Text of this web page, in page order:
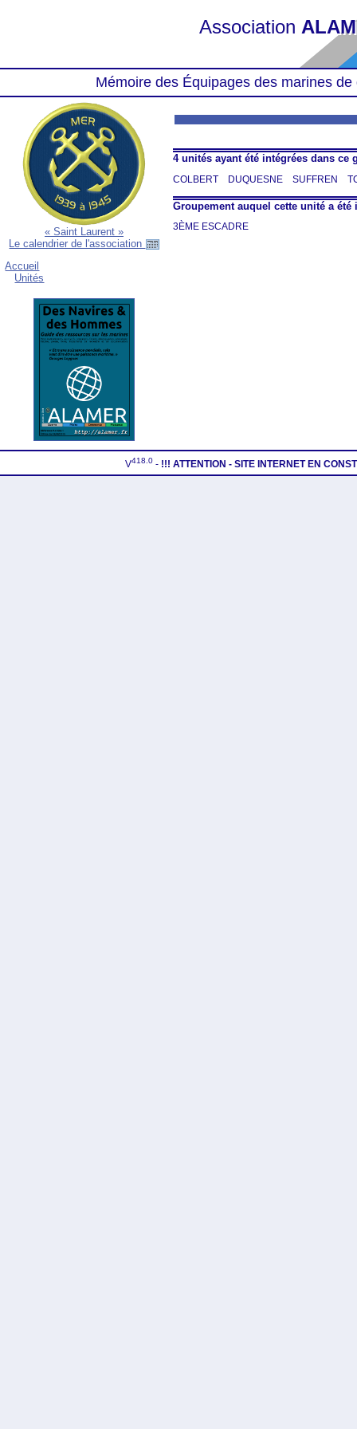
Association
Mémoire des Équipages des marines
« Saint Laurent »
Le calendrier de l'association
Accueil
Unités
4 unités ayant été intégrées dans ce
COLBERT DUQUESNE SUFFREN
Groupement auquel cette unité a été
3ÈME ESCADRE
V418.0 - !!! ATTENTION - SITE INTERNET EN